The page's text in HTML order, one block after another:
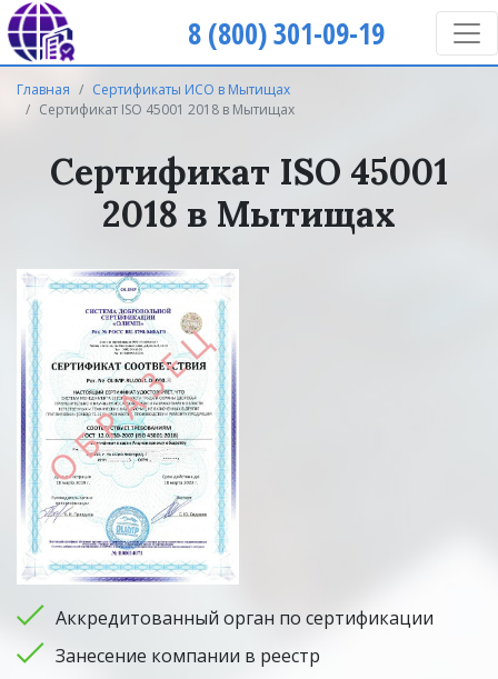
8 (800) 301-09-19
Главная
Сертификаты ИСО в Мытищах
Сертификат ISO 45001 2018 в Мытищах
Сертификат ISO 45001
2018 в Мытищах
Аккредитованный орган по сертификации
Занесение компании в реестр